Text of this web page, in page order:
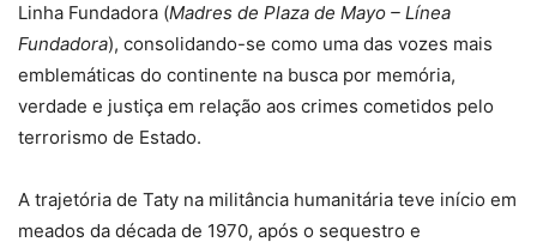
Linha Fundadora (Madres de Plaza de Mayo – Línea
Fundadora), consolidando-se como uma das vozes mais
emblemáticas do continente na busca por memória,
verdade e justiça em relação aos crimes cometidos pelo
terrorismo de Estado.
A trajetória de Taty na militância humanitária teve início em
meados da década de 1970, após o sequestro e